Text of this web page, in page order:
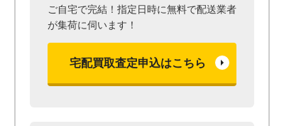
ご自宅で完結！指定日時に無料で配送業者
が集荷に伺います！
宅配買取査定申込はこちら